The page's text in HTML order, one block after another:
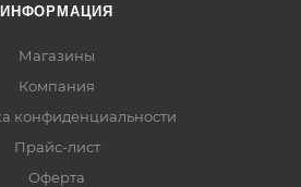
ИНФОРМАЦИЯ
Магазины
Компания
конфиденциальности
Прайс-лист
Оферта